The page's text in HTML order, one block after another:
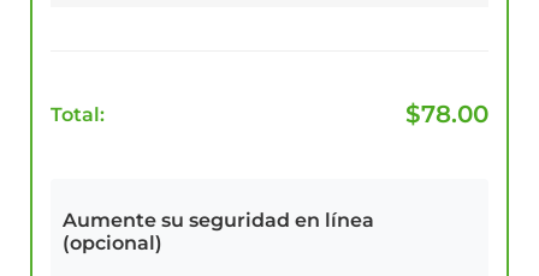
Total: $78.00
Aumente su seguridad en línea
(opcional)